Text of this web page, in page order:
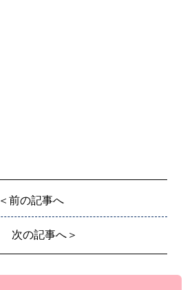
＜前の記事へ
次の記事へ＞